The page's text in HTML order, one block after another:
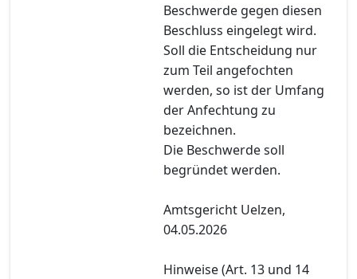
Beschwerde gegen diesen
Beschluss eingelegt wird.
Soll die Entscheidung nur
zum Teil angefochten
werden, so ist der Umfang
der Anfechtung zu
bezeichnen.
Die Beschwerde soll
begründet werden.
Amtsgericht Uelzen,
04.05.2026
Hinweise (Art. 13 und 14